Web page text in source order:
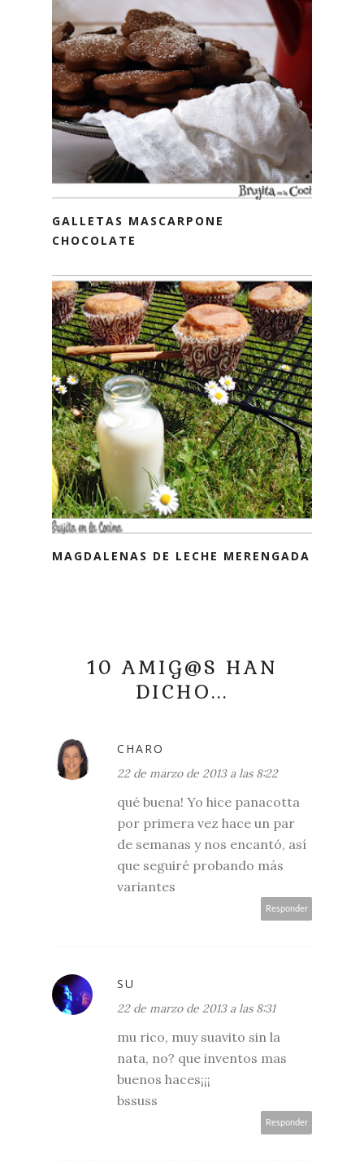
GALLETAS MASCARPONE
CHOCOLATE
MAGDALENAS DE LECHE MERENGADA
10 AMIG@S HAN
DICHO...
CHARO
22 de marzo de 2013 a las 8:22
qué buena! Yo hice panacotta
por primera vez hace un par
de semanas y nos encantó, así
que seguiré probando más
variantes
Responder
SU
22 de marzo de 2013 a las 8:31
mu rico, muy suavito sin la
nata, no? que inventos mas
buenos haces¡¡¡
bssuss
Responder